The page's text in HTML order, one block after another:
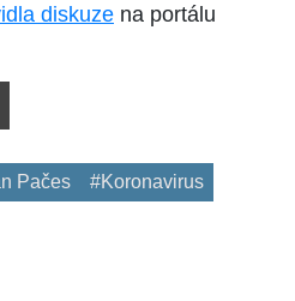
diskuze na portálu
Pačes
#Koronavirus